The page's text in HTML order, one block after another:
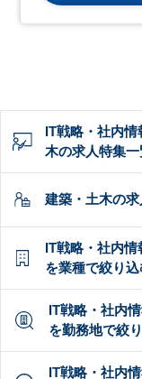
IT戦略・社内
木の求人特集
建築・土木の
IT戦略・社内
を業種で絞り込
IT戦略・社内
を勤務地で絞
IT戦略・社内